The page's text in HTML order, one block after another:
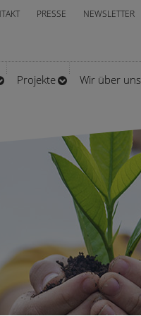
PRESSE NEWSLETTER
Projekte Wir über uns